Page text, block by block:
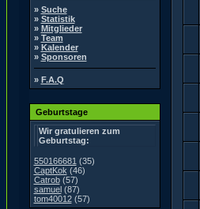
» Suche
» Statistik
» Mitglieder
» Team
» Kalender
» Sponsoren
» F.A.Q
Geburtstage
Wir gratulieren zum
Geburtstag:
550166681 (35)
CaptKok (46)
Catrob(57)
samuel(87)
tom40012(57)